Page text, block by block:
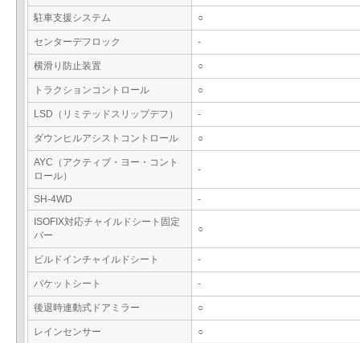
駐車支援システム ○
センターデフロック -
横滑り防止装置 ○
トラクションコントロール ○
LSD（リミテッドスリップデフ） -
ダウンヒルアシストコントロール ○
AYC（アクティブ・ヨー・コント
ロール）
-
SH-4WD
-
ISOFIX対応チャイルドシート固定
バー
○
ビルドインチャイルドシート -
バケットシート -
後退時連動式ドアミラー ○
レインセンサー ○